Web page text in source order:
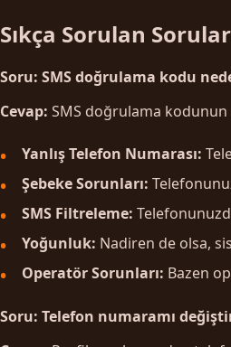
Sıkça Sorulan Sorular
Soru: SMS doğrulama kodu
Cevap: SMS doğrulama
Yanlış Telefon Numarası:
Şebeke Sorunları:
SMS Filtreleme:
Yoğunluk: Nadiren de olsa,
Operatör Sorunları: Bazen
Soru: Telefon numaramı